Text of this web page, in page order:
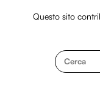
Questo sito
Cerca